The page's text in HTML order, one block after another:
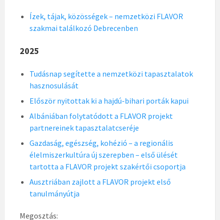
Ízek, tájak, közösségek – nemzetközi FLAVOR
szakmai találkozó Debrecenben
2025
Tudásnap segítette a nemzetközi tapasztalatok
hasznosulását
Először nyitottak ki a hajdú-bihari porták kapui
Albániában folytatódott a FLAVOR projekt
partnereinek tapasztalatcseréje
Gazdaság, egészség, kohézió – a regionális
élelmiszerkultúra új szerepben – első ülését
tartotta a FLAVOR projekt szakértői csoportja
Ausztriában zajlott a FLAVOR projekt első
tanulmányútja
Megosztás: